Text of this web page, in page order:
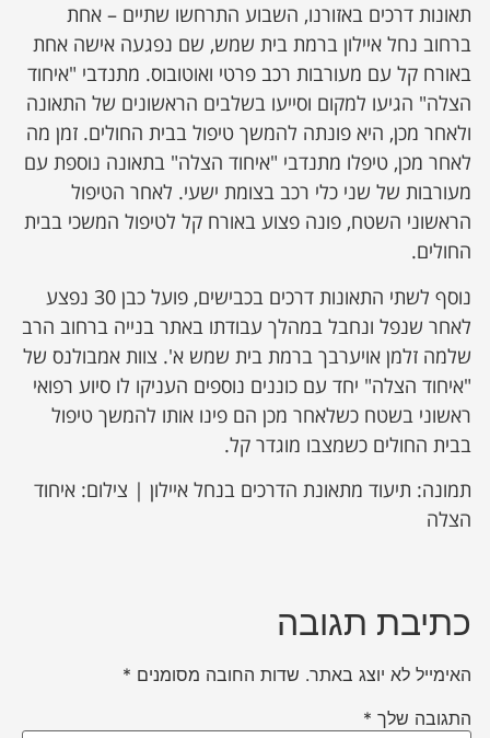
תאונות דרכים באזורנו, השבוע התרחשו שתיים – אחת
ברחוב נחל איילון ברמת בית שמש, שם נפגעה אישה אחת
באורח קל עם מעורבות רכב פרטי ואוטובוס. מתנדבי "איחוד
הצלה" הגיעו למקום וסייעו בשלבים הראשונים של התאונה
ולאחר מכן, היא פונתה להמשך טיפול בבית החולים. זמן מה
לאחר מכן, טיפלו מתנדבי "איחוד הצלה" בתאונה נוספת עם
מעורבות של שני כלי רכב בצומת ישעי. לאחר הטיפול
הראשוני השטח, פונה פצוע באורח קל לטיפול המשכי בבית
החולים.
נוסף לשתי התאונות דרכים בכבישים, פועל כבן 30 נפצע
לאחר שנפל ונחבל במהלך עבודתו באתר בנייה ברחוב הרב
שלמה זלמן אויערבך ברמת בית שמש א'. צוות אמבולנס של
"איחוד הצלה" יחד עם כוננים נוספים העניקו לו סיוע רפואי
ראשוני בשטח כשלאחר מכן הם פינו אותו להמשך טיפול
בבית החולים כשמצבו מוגדר קל.
תמונה: תיעוד מתאונת הדרכים בנחל איילון | צילום: איחוד
הצלה
כתיבת תגובה
האימייל לא יוצג באתר. שדות החובה מסומנים *
התגובה שלך *